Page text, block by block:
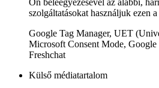
Ön beleegyezésével az alábbi,
szolgáltatásokat használjuk ezen
Google Tag Manager, UET
Microsoft Consent Mode,
Freshchat
Külső médiatartalom